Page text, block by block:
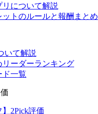
リについて解説
ットのルールと報酬まとめ
いて解説
リーダーランキング
ド一覧
】2Pick評価